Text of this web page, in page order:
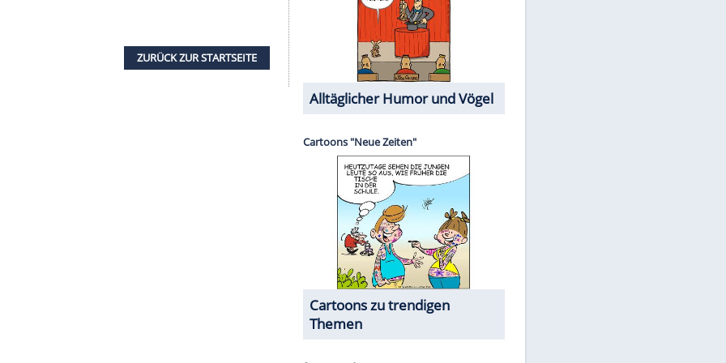
lang mit einer Kollegin liiert war. 2008 lernte er
Journal" im Norddeutschen Rundfunk
Sie stand damals mit Jörg Pilawa (60) für die
ihr erstes gemeinsames Kind zur Welt, vier
dann die überraschende Nachricht, dass sie
bezeichnen. Doch mit dieser Zuschreibung
"Irgendwann habe ich den Begriff mal
Cartoons mit wahren
Lebensgeschichten
Memo-Spiel